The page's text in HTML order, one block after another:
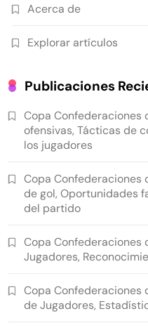
Acerca de
Explorar artículos
Publicaciones
Copa Confederaciones
ofensivas, Tácticas de
los jugadores
Copa Confederaciones
de gol, Oportunidades
del partido
Copa Confederaciones
Jugadores,
Copa Confederaciones
de Jugadores,